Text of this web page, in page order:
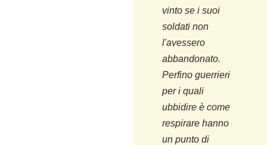
vinto se i suoi
soldati non
l'avessero
abbandonato.
Perfino guerrieri
per i quali
ubbidire è come
respirare hanno
un punto di